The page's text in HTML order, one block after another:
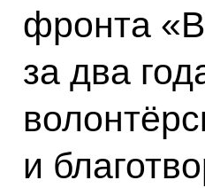
фронта
за два
и